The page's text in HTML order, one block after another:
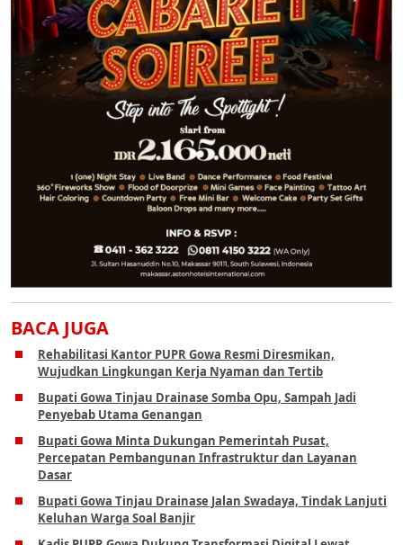
BACA JUGA
Rehabilitasi Kantor PUPR Gowa Resmi Diresmikan,
Wujudkan Lingkungan Kerja Nyaman dan Tertib
Bupati Gowa Tinjau Drainase Somba Opu, Sampah Jadi
Penyebab Utama Genangan
Bupati Gowa Minta Dukungan Pemerintah Pusat,
Percepatan Pembangunan Infrastruktur dan Layanan
Dasar
Bupati Gowa Tinjau Drainase Jalan Swadaya, Tindak Lanjuti
Keluhan Warga Soal Banjir